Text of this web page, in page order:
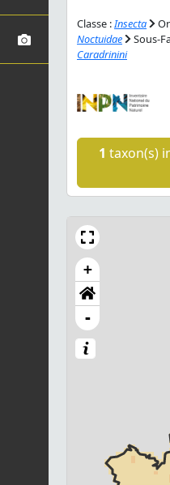
Classe :Insecta
Noctuidae
Sous-
Caradrinini
1 taxon(s)
+
-